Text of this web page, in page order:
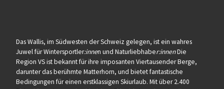
Das Wallis, im Südwesten der Schweiz gelegen, ist ein wahres
Juwel für Wintersportler:innen und Naturliebhaber:innenDie
Region VS ist bekannt für ihre imposanten Viertausender Berge,
darunter das berühmte Matterhorn, und bietet fantastische
Bedingungen für einen erstklassigen Skiurlaub. Mit über 2.400